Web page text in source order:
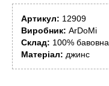
Артикул: 12909
Виробник: ArDoMi
Склад: 100% бавовна
Матеріал: джинс